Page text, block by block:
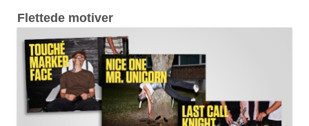
Flettede motiver